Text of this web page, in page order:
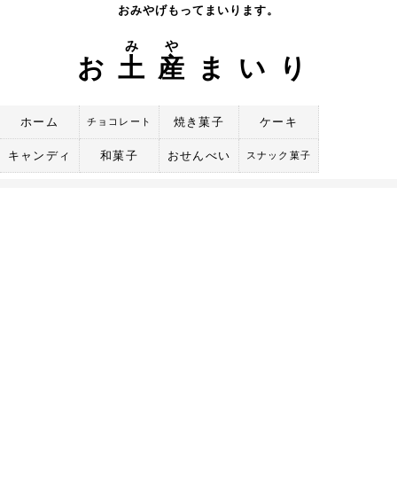
おみやげもってまいります。
お 土
み
産
や
まいり
ホーム チョコレート 焼き菓子 ケーキ
キャンディ 和菓子 おせんべい スナック菓子